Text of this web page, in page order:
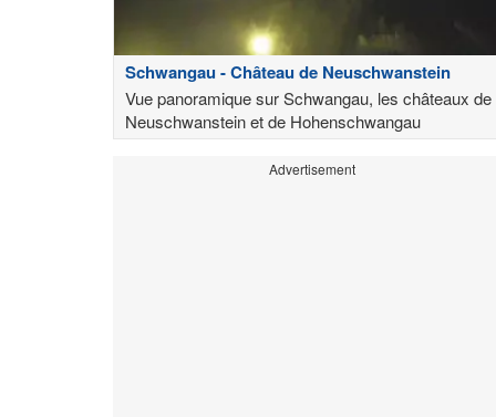
Schwangau - Château de Neuschwanstein
Vue panoramique sur Schwangau, les châteaux de
Neuschwanstein et de Hohenschwangau
Advertisement